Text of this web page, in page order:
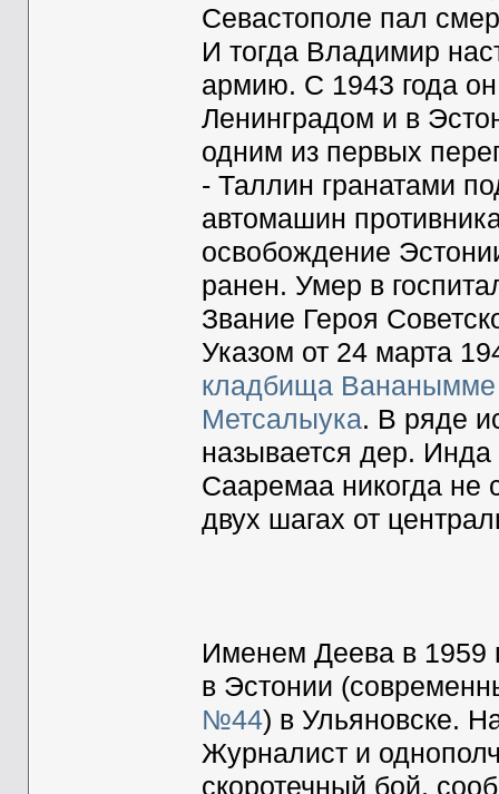
Севастополе пал
И тогда Владимир
армию. С 1943 года
Ленинградом и в
одним из первых
- Таллин гранатами
автомашин
освобождение
ранен. Умер в
Звание Героя
Указом от 24 марта
кладбища Вананымме
Метсалыука. В ряде
называется дер. Инда
Сааремаа никогда не
двух шагах от
Именем Деева в 1959
в Эстонии
№44) в Ульяновске.
Журналист и
скоротечный бой,